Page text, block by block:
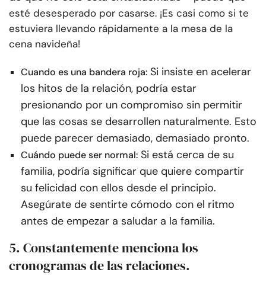
esté desesperado por casarse. ¡Es casi como si te
estuviera llevando rápidamente a la mesa de la
cena navideña!
Cuando es una bandera roja: Si insiste en acelerar
los hitos de la relación, podría estar
presionando por un compromiso sin permitir
que las cosas se desarrollen naturalmente. Esto
puede parecer demasiado, demasiado pronto.
Cuándo puede ser normal: Si está cerca de su
familia, podría significar que quiere compartir
su felicidad con ellos desde el principio.
Asegúrate de sentirte cómodo con el ritmo
antes de empezar a saludar a la familia.
5. Constantemente menciona los
cronogramas de las relaciones.